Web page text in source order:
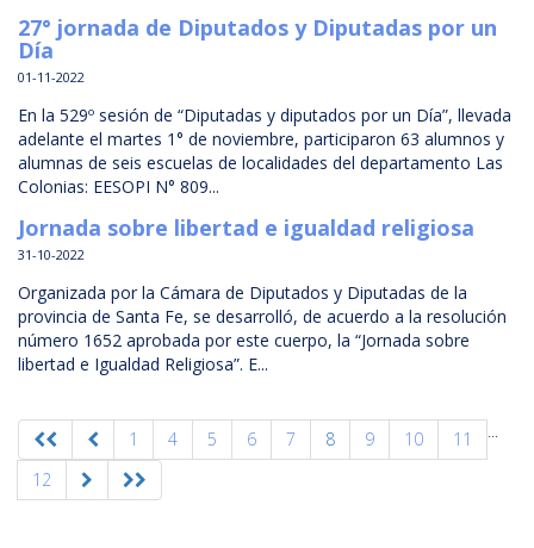
27° jornada de Diputados y Diputadas por un
Día
01-11-2022
En la 529º sesión de “Diputadas y diputados por un Día”, llevada
adelante el martes 1° de noviembre, participaron 63 alumnos y
alumnas de seis escuelas de localidades del departamento Las
Colonias: EESOPI N° 809...
Jornada sobre libertad e igualdad religiosa
31-10-2022
Organizada por la Cámara de Diputados y Diputadas de la
provincia de Santa Fe, se desarrolló, de acuerdo a la resolución
número 1652 aprobada por este cuerpo, la “Jornada sobre
libertad e Igualdad Religiosa”. E...
1 ...
4 5 6 7 8 9 10
11
12